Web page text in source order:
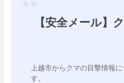
【安全メール】
上越市からクマの目撃情報
す。